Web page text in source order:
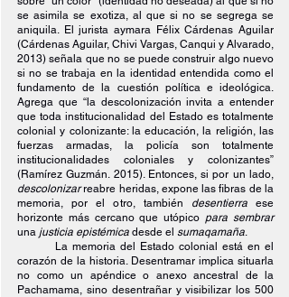
se asimila se exotiza, al que si no se segrega se
aniquila. El jurista aymara Félix Cárdenas Aguilar
(Cárdenas Aguilar, Chivi Vargas, Canqui y Alvarado,
2013) señala que no se puede construir algo nuevo
si no se trabaja en la identidad entendida como el
fundamento de la cuestión política e ideológica.
Agrega que “la descolonización invita a entender
que toda institucionalidad del Estado es totalmente
colonial y colonizante: la educación, la religión, las
fuerzas armadas, la policía son totalmente
institucionalidades coloniales y colonizantes”
descolonizar reabre heridas, expone las fibras de la
memoria, por el otro, también desentierra ese
horizonte más cercano que utópico
para sembrar
una justicia epistémica desde el sumaqamaña.
La memoria del Estado colonial está en el
corazón de la historia. Desentramar implica situarla
no como un apéndice o anexo ancestral de la
Pachamama, sino desentrañar y visibilizar los 500